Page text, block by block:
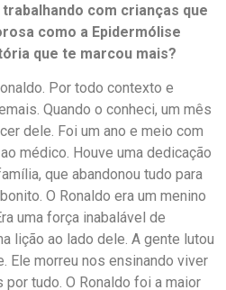
com crianças que
como a Epidermólise
que te marcou mais?
Por todo contexto e
Quando o conheci, um mês
dele. Foi um ano e meio com
médico. Houve uma dedicação
que abandonou tudo para
O Ronaldo era um menino
uma força inabalável de
lição ao lado dele. A gente lutou
Ele morreu nos ensinando viver
tudo. O Ronaldo foi a maior